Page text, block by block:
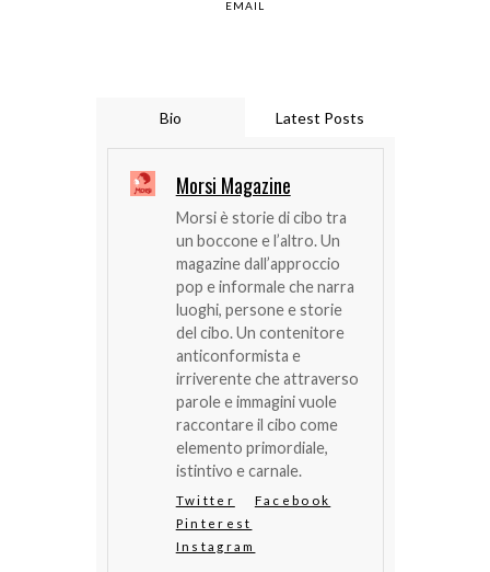
EMAIL
Bio Latest Posts
Morsi Magazine
Morsi è storie di cibo tra
un boccone e l’altro. Un
magazine dall’approccio
pop e informale che narra
luoghi, persone e storie
del cibo. Un contenitore
anticonformista e
irriverente che attraverso
parole e immagini vuole
raccontare il cibo come
elemento primordiale,
istintivo e carnale.
Twitter
Facebook
Pinterest
Instagram